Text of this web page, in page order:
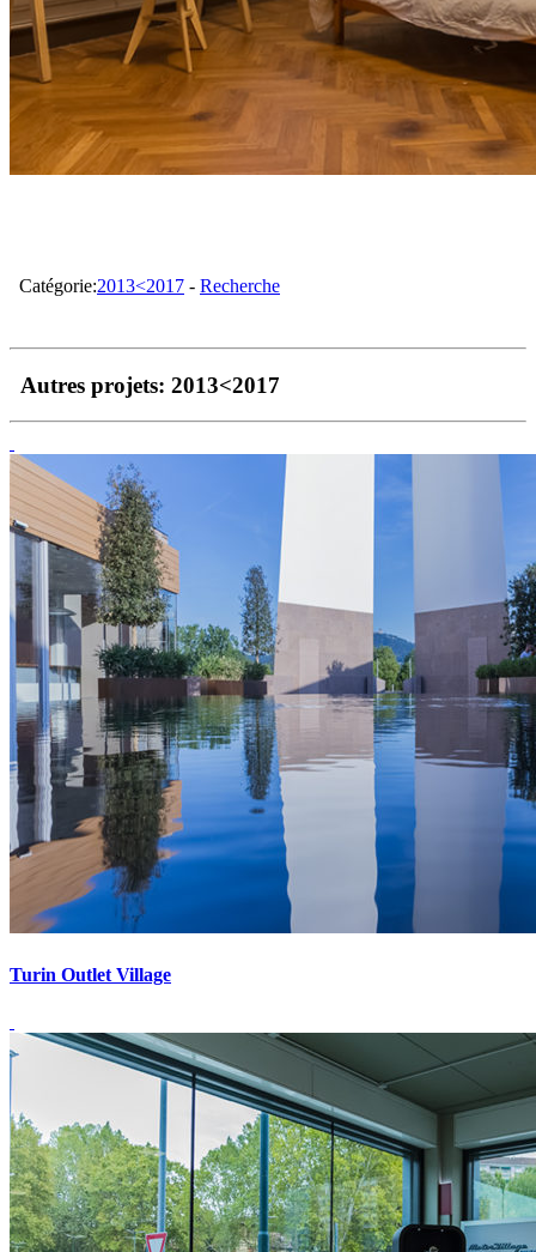
Catégorie:2013<2017 - Recherche
Autres projets: 2013<2017
Turin Outlet Village